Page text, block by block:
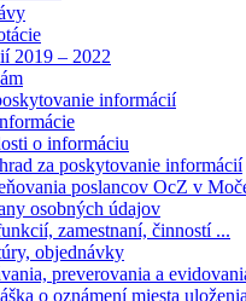
2019 – 2022
informácií
o informáciu
za poskytovanie informácií
poslancov OcZ v
osobných údajov
zamestnaní, činností ...
objednávky
preverovania a
o oznámení miesta